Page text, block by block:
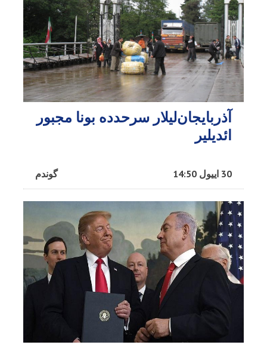
آذربایجان‌لیلار سرحدده بونا مجبور
ائدیلیر
گوندم 30 اییول 14:50